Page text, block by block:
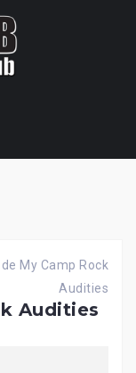
My Camp Rock
Audities
Audities